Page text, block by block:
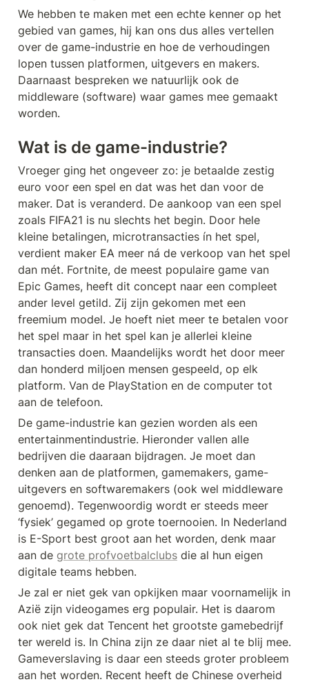
We hebben te maken met een echte kenner op het
gebied van games, hij kan ons dus alles vertellen
over de game-industrie en hoe de verhoudingen
lopen tussen platformen, uitgevers en makers.
Daarnaast bespreken we natuurlijk ook de
middleware (software) waar games mee gemaakt
worden.
Wat is de game-industrie?
Vroeger ging het ongeveer zo: je betaalde zestig
euro voor een spel en dat was het dan voor de
maker. Dat is veranderd. De aankoop van een spel
zoals FIFA21 is nu slechts het begin. Door hele
kleine betalingen, microtransacties ín het spel,
verdient maker EA meer ná de verkoop van het spel
dan mét. Fortnite, de meest populaire game van
Epic Games, heeft dit concept naar een compleet
ander level getild. Zij zijn gekomen met een
freemium model. Je hoeft niet meer te betalen voor
het spel maar in het spel kan je allerlei kleine
transacties doen. Maandelijks wordt het door meer
dan honderd miljoen mensen gespeeld, op elk
platform. Van de PlayStation en de computer tot
aan de telefoon.
De game-industrie kan gezien worden als een
entertainmentindustrie. Hieronder vallen alle
bedrijven die daaraan bijdragen. Je moet dan
denken aan de platformen, gamemakers, game-
uitgevers en softwaremakers (ook wel middleware
genoemd). Tegenwoordig wordt er steeds meer
‘fysiek’ gegamed op grote toernooien. In Nederland
is E-Sport best groot aan het worden, denk maar
aan de grote profvoetbalclubs die al hun eigen
digitale teams hebben.
Je zal er niet gek van opkijken maar voornamelijk in
Azië zijn videogames erg populair. Het is daarom
ook niet gek dat Tencent het grootste gamebedrijf
ter wereld is. In China zijn ze daar niet al te blij mee.
Gameverslaving is daar een steeds groter probleem
aan het worden. Recent heeft de Chinese overheid